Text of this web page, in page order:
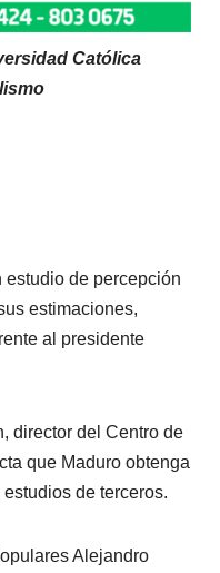
Católica
de percepción
estimaciones,
al presidente
director del Centro de
que Maduro obtenga
de terceros.
Alejandro